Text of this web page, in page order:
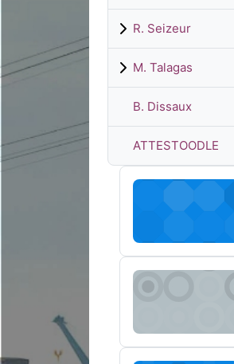
R. Seizeur
M. Talagas
B. Dissaux
ATTESTOODLE
Test plug in
Tests